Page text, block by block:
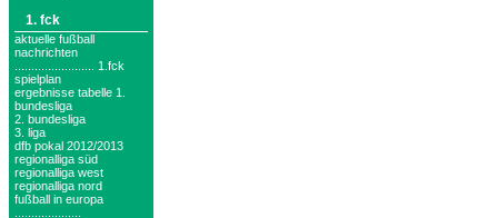
1. fck
aktuelle fußball
nachrichten
........................ 1.fck
spielplan
ergebnisse tabelle 1.
bundesliga
2. bundesliga
3. liga
dfb pokal 2012/2013
regionalliga süd
regionalliga west
regionalliga nord
fußball in europa